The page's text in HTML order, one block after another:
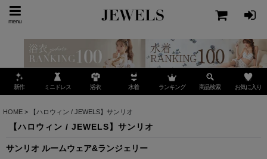
menu
新作 ミニドレス 浴衣 水着 ランキング 商品検索 お気に入り
HOME > 【ハロウィン / JEWELS】サンリオ
【ハロウィン / JEWELS】サンリオ
サンリオ ルームウェア&ランジェリー